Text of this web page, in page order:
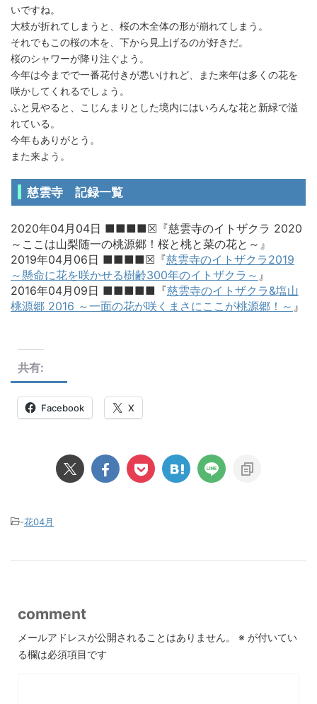
いですね。
大枝が折れてしまうと、桜の木全体の形が崩れてしまう。
それでもこの桜の木を、下から見上げるのが好きだ。
桜のシャワーが降り注ぐよう。
今年は今までで一番花付きが悪いけれど、また来年は多くの花を
咲かしてくれるでしょう。
ふと見やると、こじんまりとした境内にはいろんな花と新緑で溢
れている。
今年もありがとう。
また来よう。
慈雲寺記録一覧
2020年04月04日 ■■■■☒『慈雲寺のイトザクラ 2020
～ここは山梨随一の桃源郷！桜と桃と菜の花と～』
2019年04月06日 ■■■■☒『慈雲寺のイトザクラ2019
～懸命に花を咲かせる樹齢300年のイトザクラ～ 』
2016年04月09日 ■■■■■『慈雲寺のイトザクラ&塩山
桃源郷 2016 ～一面の花が咲くまさにここが桃源郷！～ 』
共有:
Facebook X
-花04月
comment
メールアドレスが公開されることはありません。 ※ が付いてい
る欄は必須項目です